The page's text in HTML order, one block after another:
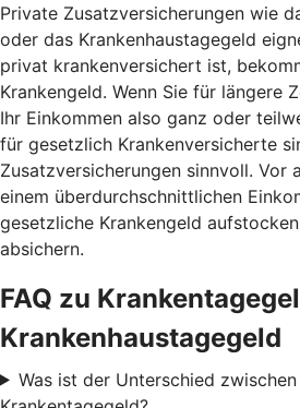
Private Zusatzversicherungen wie
oder das Krankenhaustagegeld
privat krankenversichert ist,
Krankengeld. Wenn Sie für längere
Ihr Einkommen also ganz oder
für gesetzlich Krankenversicherte
Zusatzversicherungen sinnvoll. Vor
einem überdurchschnittlichen
gesetzliche Krankengeld
absichern.
FAQ zu
Krankenhaustagegeld
Was ist der Unterschied